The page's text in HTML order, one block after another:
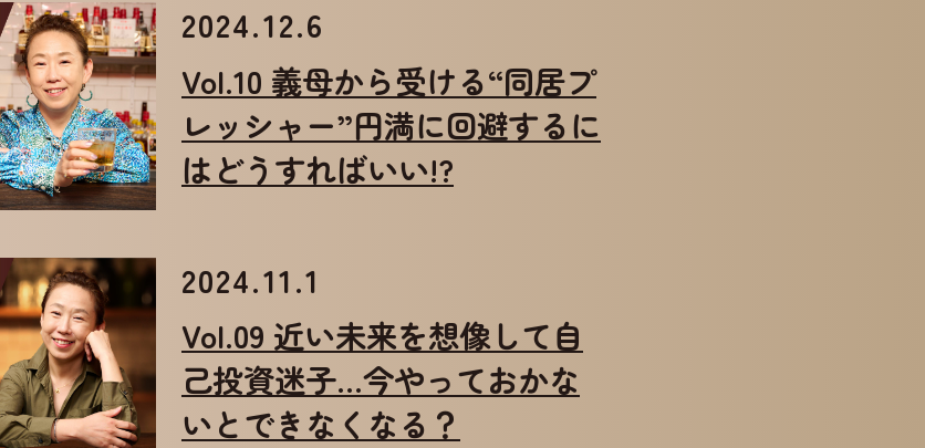
2024.12.6
Vol.10 義母から受ける“同居プ
レッシャー”円満に回避するに
はどうすればいい!?
2024.11.1
Vol.09 近い未来を想像して自
己投資迷子…今やっておかな
いとできなくなる？